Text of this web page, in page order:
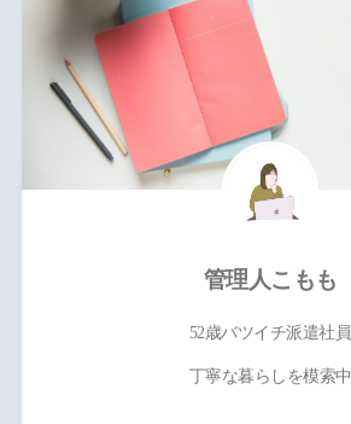
管理人こもも
52歳バツイチ派遣社員
丁寧な暮らしを模索中